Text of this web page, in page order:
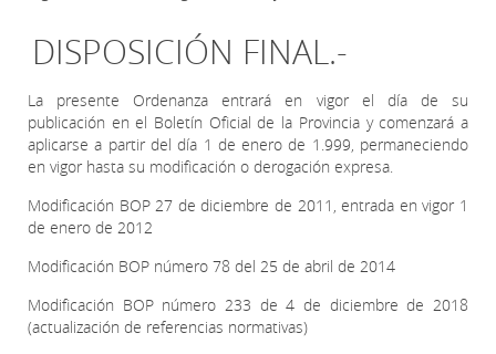
DISPOSICIÓN FINAL.-
La presente Ordenanza entrará en vigor el día de su
publicación en el Boletín Oficial de la Provincia y comenzará a
aplicarse a partir del día 1 de enero de 1.999, permaneciendo
en vigor hasta su modificación o derogación expresa.
Modificación BOP 27 de diciembre de 2011, entrada en vigor 1
de enero de 2012
Modificación BOP número 78 del 25 de abril de 2014
Modificación BOP número 233 de 4 de diciembre de 2018
(actualización de referencias normativas)